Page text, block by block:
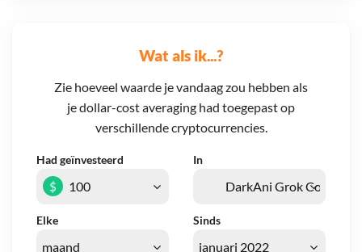
Wat als ik...?
Zie hoeveel waarde je vandaag zou hebben als
je dollar-cost averaging had toegepast op
verschillende cryptocurrencies.
Had geïnvesteerd In
Elke Sinds
$